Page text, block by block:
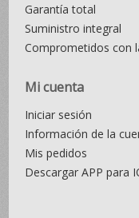
Garantía total
Suministro integral
Comprometidos con
Mi cuenta
Iniciar sesión
Información de la
Mis pedidos
Descargar APP para